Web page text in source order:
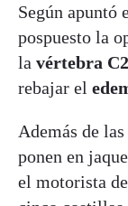
Según apuntó
pospuesto la
la vértebra C2
rebajar el
Además de
ponen en
el motorista